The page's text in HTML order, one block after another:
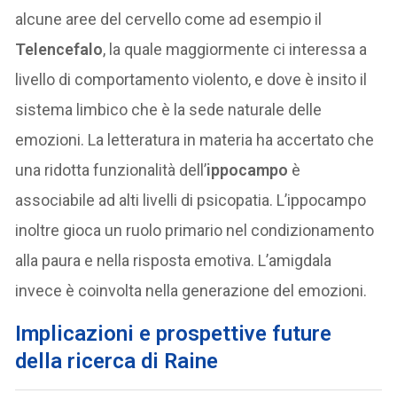
alcune aree del cervello come ad esempio il
Telencefalo, la quale maggiormente ci interessa a
livello di comportamento violento, e dove è insito il
sistema limbico che è la sede naturale delle
emozioni. La letteratura in materia ha accertato che
una ridotta funzionalità dell’ippocampo è
associabile ad alti livelli di psicopatia. L’ippocampo
inoltre gioca un ruolo primario nel condizionamento
alla paura e nella risposta emotiva. L’amigdala
invece è coinvolta nella generazione del emozioni.
Implicazioni e prospettive future
della ricerca di Raine